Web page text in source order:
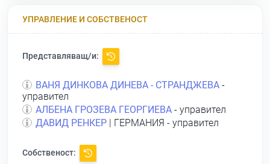
УПРАВЛЕНИЕ И СОБСТВЕНОСТ
Представляващ/и:
ВАНЯ ДИНКОВА ДИНЕВА - СТРАНДЖЕВА -
управител
АЛБЕНА ГРОЗЕВА ГЕОРГИЕВА - управител
ДАВИД РЕНКЕР | ГЕРМАНИЯ - управител
Собственост: